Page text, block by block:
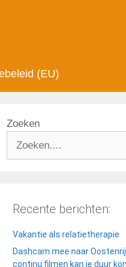
(EU)
Zoeken
Recente berichten:
Vakantie als relatietherapie
Dashcam mee naar
continu filmen kan je duur